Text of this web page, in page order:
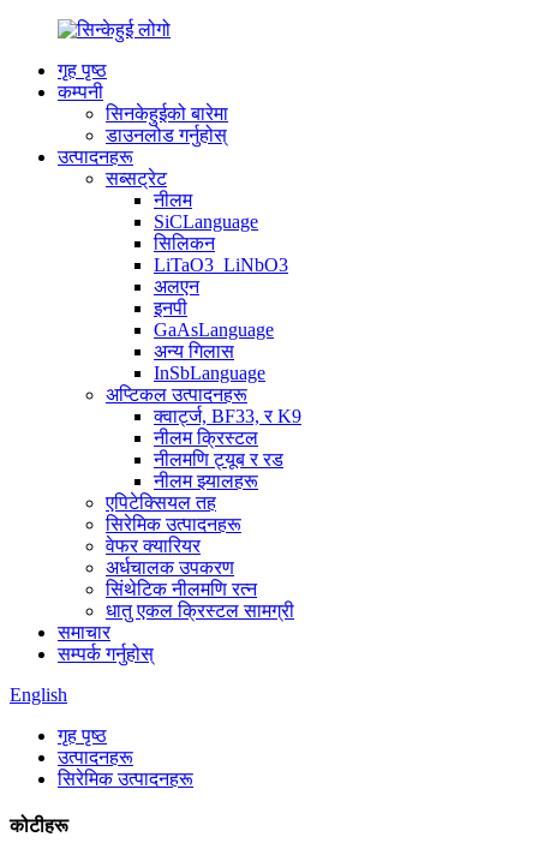
गृह पृष्ठ
कम्पनी
सिनकेहुईको बारेमा
डाउनलोड गर्नुहोस्
उत्पादनहरू
सब्सट्रेट
नीलम
SiCLanguage
सिलिकन
LiTaO3_LiNbO3
अलएन
इनपी
GaAsLanguage
अन्य गिलास
InSbLanguage
अप्टिकल उत्पादनहरू
क्वार्ट्ज, BF33, र K9
नीलम क्रिस्टल
नीलमणि ट्यूब र रड
नीलम झ्यालहरू
एपिटेक्सियल तह
सिरेमिक उत्पादनहरू
वेफर क्यारियर
अर्धचालक उपकरण
सिंथेटिक नीलमणि रत्न
धातु एकल क्रिस्टल सामग्री
समाचार
सम्पर्क गर्नुहोस्
English
गृह पृष्ठ
उत्पादनहरू
सिरेमिक उत्पादनहरू
कोटीहरू